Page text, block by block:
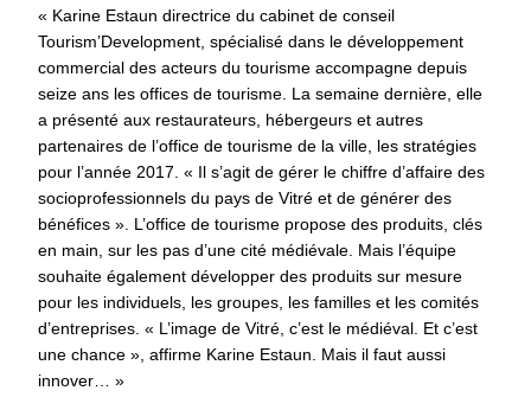
« Karine Estaun directrice du cabinet de conseil
Tourism’Development, spécialisé dans le développement
commercial des acteurs du tourisme accompagne depuis
seize ans les offices de tourisme. La semaine dernière, elle
a présenté aux restaurateurs, hébergeurs et autres
partenaires de l’office de tourisme de la ville, les stratégies
pour l’année 2017. « Il s’agit de gérer le chiffre d’affaire des
socioprofessionnels du pays de Vitré et de générer des
bénéfices ». L’office de tourisme propose des produits, clés
en main, sur les pas d’une cité médiévale. Mais l’équipe
souhaite également développer des produits sur mesure
pour les individuels, les groupes, les familles et les comités
d’entreprises. « L’image de Vitré, c’est le médiéval. Et c’est
une chance », affirme Karine Estaun. Mais il faut aussi
innover… »